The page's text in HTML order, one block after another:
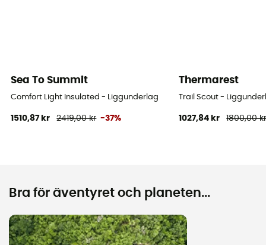
Sea To Summit
Comfort Light Insulated - Liggunderlag
1510,87 kr 2419,00 kr -37%
Thermarest
Trail Scout -
1027,84 kr 1800,00
Bra för äventyret och planeten...